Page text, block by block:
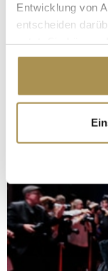
Entwicklung von
entscheiden
Cookie-
Trigger Symbol
erfassen,
bestimmten
Erfahren Sie
verarbeitet
Abschnitt